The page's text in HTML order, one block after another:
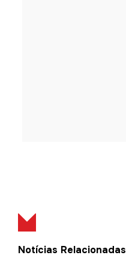
Notícias Relacionadas